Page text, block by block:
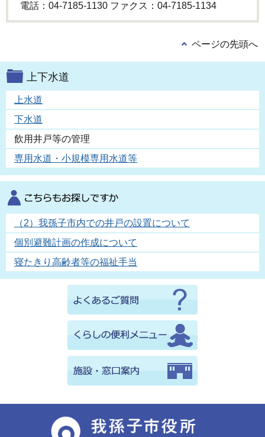
電話：04-7185-1130 ファクス：04-7185-1134
ページの先頭へ
上下水道
上水道
下水道
飲用井戸等の管理
専用水道・小規模専用水道等
（2）我孫子市内での井戸の設置について
個別避難計画の作成について
寝たきり高齢者等の福祉手当